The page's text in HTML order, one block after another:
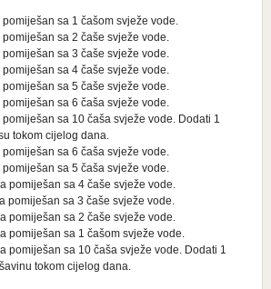
sa 1 čašom svježe vode.
sa 2 čaše svježe vode.
sa 3 čaše svježe vode.
sa 4 čaše svježe vode.
sa 5 čaše svježe vode.
sa 6 čaša svježe vode.
sa 10 čaša svježe vode. Dodati 1
tokom cijelog dana.
sa 6 čaša svježe vode.
sa 5 čaša svježe vode.
pomiješan sa 4 čaše svježe vode.
pomiješan sa 3 čaše svježe vode.
pomiješan sa 2 čaše svježe vode.
pomiješan sa 1 čašom svježe vode.
pomiješan sa 10 čaša svježe vode. Dodati 1
tokom cijelog dana.